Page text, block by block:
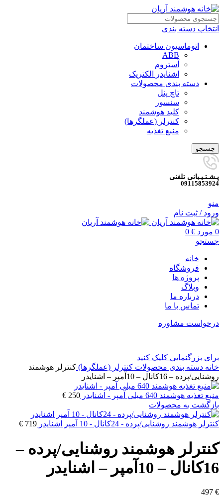
انتخاب دسته بندی
اتوماسیون ساختمان
ABB
آستروم
اشنایدر الکتریک
دسته بندی محصولات
تاچ پنل
سنسور
کلید هوشمند
کنترلر (عملگرها)
منبع تغذیه
جستجو
پـشـتـیـبانی تلفنی
09115853924
منو
ورود / ثبت نام
0 مورد 0 €
جستجو
خانه
فروشگاه
پروژه ها
وبلاگ
درباره ما
تماس با ما
درخواست مشاوره
برای بزرگنمایی کلیک کنید
خانه دسته بندی محصولات کنترلر (عملگرها) کنترلر هوشمند
روشنایی/پرده – 16کانال – 10آمپر – اشنایدر
منبع تغذیه هوشمند 640 میلی آمپر - اشنایدر 250
€
بازگشت به محصولات
کنترلر هوشمند روشنایی/پرده - 24کانال - 10 آمپر اشنایدر 719
€
کنترلر هوشمند روشنایی/پرده –
16کانال – 10آمپر – اشنایدر
497 €